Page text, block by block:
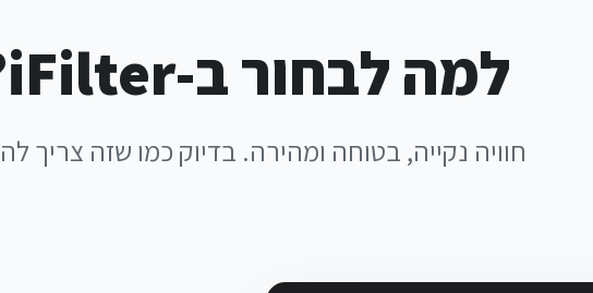
למה לבחור ב-iFilter?
חוויה נקייה, בטוחה ומהירה. בדיוק כמו שזה צריך